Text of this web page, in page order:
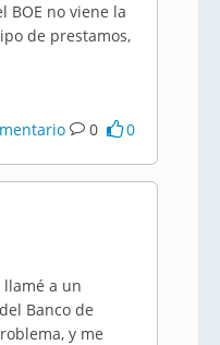
BOE no viene la
de prestamos,
0 0
llamé a un
Banco de
y me